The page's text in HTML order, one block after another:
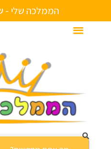
הממלכה שלי -ש ל י